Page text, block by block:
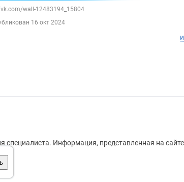
wall-12483194_15804
16 окт 2024
специалиста. Информация, представленная на